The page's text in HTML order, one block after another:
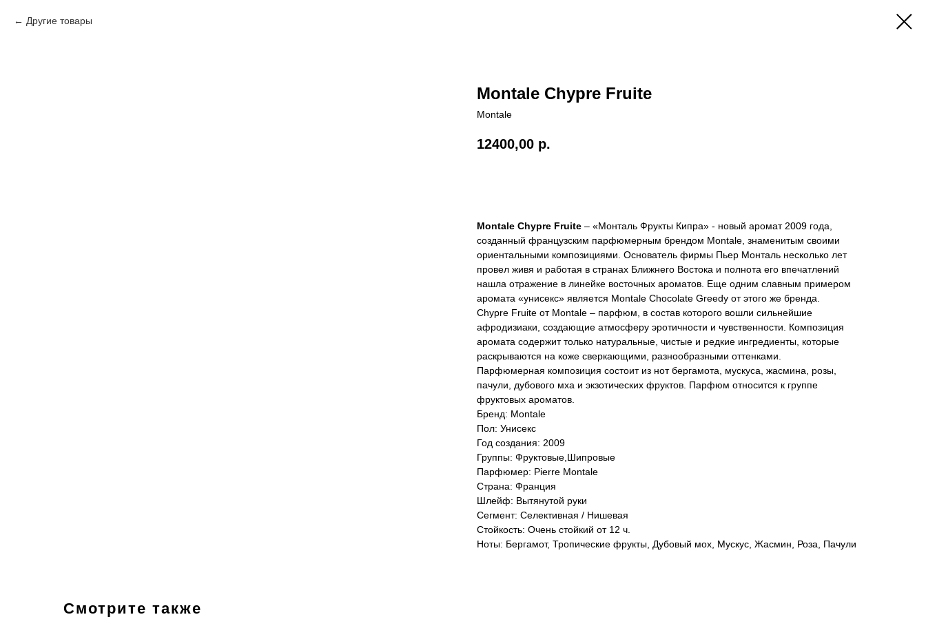
Другие товары
Montale Chypre Fruite
Montale
12400,00 р.
Montale Chypre Fruite – «Монталь Фрукты Кипра» - новый аромат 2009 года,
созданный французским парфюмерным брендом Montale, знаменитым своими
ориентальными композициями. Основатель фирмы Пьер Монталь несколько лет
провел живя и работая в странах Ближнего Востока и полнота его впечатлений
нашла отражение в линейке восточных ароматов. Еще одним славным примером
аромата «унисекс» является Montalе Chocolate Greedy от этого же бренда.
Chypre Fruite от Montale – парфюм, в состав которого вошли сильнейшие
афродизиаки, создающие атмосферу эротичности и чувственности. Композиция
аромата содержит только натуральные, чистые и редкие ингредиенты, которые
раскрываются на коже сверкающими, разнообразными оттенками.
Парфюмерная композиция состоит из нот бергамота, мускуса, жасмина, розы,
пачули, дубового мха и экзотических фруктов. Парфюм относится к группе
фруктовых ароматов.
Бренд: Montale
Пол: Унисекс
Год создания: 2009
Группы: Фруктовые,Шипровые
Парфюмер: Pierre Montale
Страна: Франция
Шлейф: Вытянутой руки
Сегмент: Селективная / Нишевая
Стойкость: Очень стойкий от 12 ч.
Ноты: Бергамот, Тропические фрукты, Дубовый мох, Мускус, Жасмин, Роза, Пачули
Смотрите также